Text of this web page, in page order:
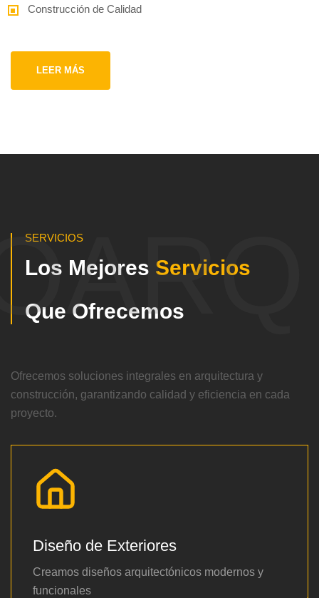
Construcción de Calidad
LEER MÁS
SERVICIOS
Los Mejores Servicios
Que Ofrecemos
Ofrecemos soluciones integrales en arquitectura y
construcción, garantizando calidad y eficiencia en cada
proyecto.
Diseño de Exteriores
Creamos diseños arquitectónicos modernos y
funcionales